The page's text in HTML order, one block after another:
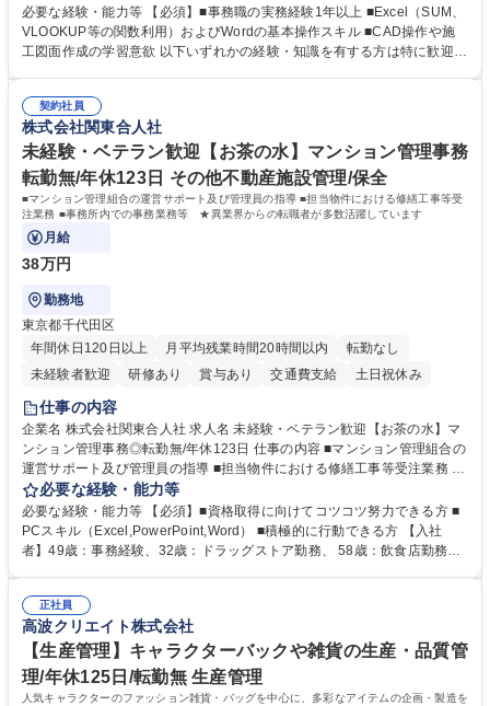
を支えるポジションです。 【仕事内容】■資料の整理、作成、ファイリン
グ、受発注等のデータ入力 ■工事見積書や発注書など案件に関する書面の
作成および管理■Excel関数を用いたデータ集計および管理■CAD操作によ
中で少しずつ身につけられますので、専門知識を持たない方でも安心して
ご応募いただけます。 募集職種 四ツ谷【一般事務】国内トップクラスの
冷凍機メーカー/年休125日/月残業10h
必要な経験・能力等 【必須】■事務職の実務経験1年以上 ■Excel（SUM、
VLOOKUP等の関数利用）およびWordの基本操作スキル ■CAD操作や施
工図面作成の学習意欲 以下いずれかの経験・知識を有する方は特に歓迎し
を使用しますが既存フォーマットへの入力・修正が中心です。一から関数
を組むことはありませんのでご安心ください。 学歴・資格 学歴：大学院
大学 高専 短大 専修学校 高校 語学力： 資格：第一種運転免許普通自動車
契約社員
株式会社関東合人社
未経験・ベテラン歓迎【お茶の水】マンション管理事務
転勤無/年休123日 その他不動産施設管理/保全
■マンション管理組合の運営サポート及び管理員の指導 ■担当物件における修繕工事等受
注業務 ■事務所内での事務業務等 ★異業界からの転職者が多数活躍しています
月給
38万円
勤務地
東京都千代田区
年間休日120日以上
月平均残業時間20時間以内
転勤なし
未経験者歓迎
研修あり 賞与あり 交通費支給 土日祝休み
仕事の内容
企業名 株式会社関東合人社 求人名 未経験・ベテラン歓迎【お茶の水】マ
ンション管理事務◎転勤無/年休123日 仕事の内容 ■マンション管理組合の
運営サポート及び管理員の指導 ■担当物件における修繕工事等受注業務 ■
事務所内での事務業務等 ★異業界からの転職者が多数活躍しています
【年収補足】532万円 ＋別途インセンティヴで平均約100万円/年（昨年度
実績） ＋管理業務主任者資格手当50,000円/月 ★親会社である株式会社合
人社計画研究所社のグループ会社として、質の高いサービスと適性価格を
無/年休123日
必要な経験・能力等
必要な経験・能力等 【必須】■資格取得に向けてコツコツ努力できる方 ■
PCスキル（Excel,PowerPoint,Word） ■積極的に行動できる方 【入社
者】49歳：事務経験、32歳：ドラッグストア勤務、 58歳：飲食店勤務
得出来ております！ 【魅力】■フレックス制度、未経験からでも下限年収
を一律支給！ ■管理業務主任者資格取得後には50,000円/月の手当あり！
学歴・資格 学歴：大学院 大学 高専 短大 専修学校 高校 語学力： 資格：第
一種運転免許普通自動車
正社員
高波クリエイト株式会社
【生産管理】キャラクターバックや雑貨の生産・品質管
理/年休125日/転勤無 生産管理
人気キャラクターのファッション雑貨・バッグを中心に、多彩なアイテムの企画・製造を